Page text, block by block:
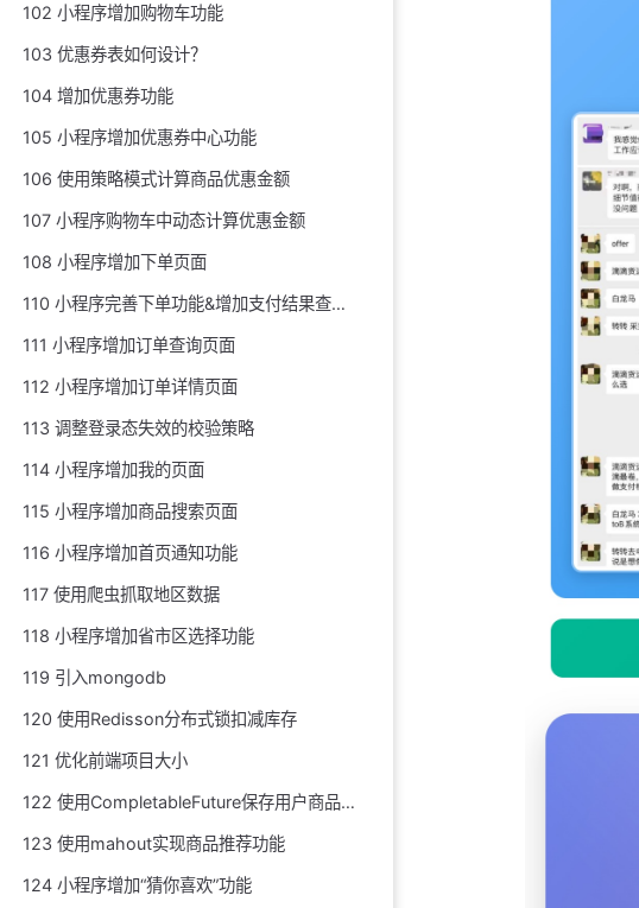
102 小程序增加购物车功能
103 优惠券表如何设计？
104 增加优惠券功能
105 小程序增加优惠券中心功能
106 使用策略模式计算商品优惠金额
107 小程序购物车中动态计算优惠金额
108 小程序增加下单页面
110 小程序完善下单功能&增加支付结果查询页面
111 小程序增加订单查询页面
112 小程序增加订单详情页面
113 调整登录态失效的校验策略
114 小程序增加我的页面
115 小程序增加商品搜索页面
116 小程序增加首页通知功能
117 使用爬虫抓取地区数据
118 小程序增加省市区选择功能
119 引入mongodb
120 使用Redisson分布式锁扣减库存
121 优化前端项目大小
122 使用CompletableFuture保存用户商品浏览记录
123 使用mahout实现商品推荐功能
124 小程序增加“猜你喜欢”功能